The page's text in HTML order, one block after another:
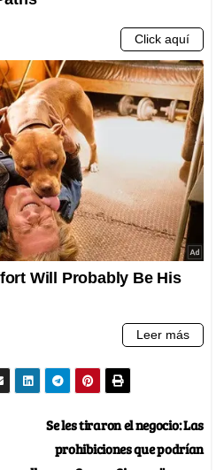
Se les tiraron el negocio: Las
prohibiciones que podrían